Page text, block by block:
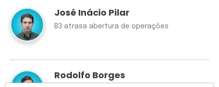
José Inácio Pilar
B3 atrasa abertura de operações
Rodolfo Borges